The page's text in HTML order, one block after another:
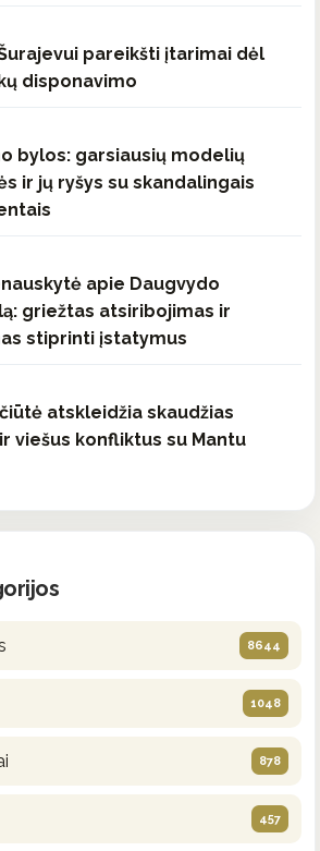
pareikšti įtarimai dėl
disponavimo
bylos: garsiausių modelių
ir jų ryšys su skandalingais
apie Daugvydo
griežtas atsiribojimas ir
stiprinti įstatymus
atskleidžia skaudžias
viešus konfliktus su Mantu
8644
1048
878
457